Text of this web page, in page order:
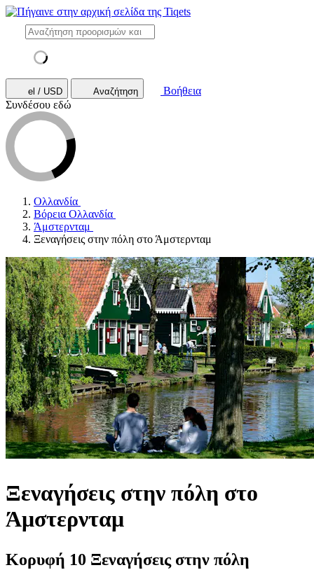
el / USD Αναζήτηση
Βοήθεια
Συνδέσου εδώ
Ολλανδία
Βόρεια Ολλανδία
Άμστερνταμ
Ξεναγήσεις στην πόλη στο Άμστερνταμ
Ξεναγήσεις στην πόλη στο
Άμστερνταμ
Κορυφή 10 Ξεναγήσεις στην πόλη